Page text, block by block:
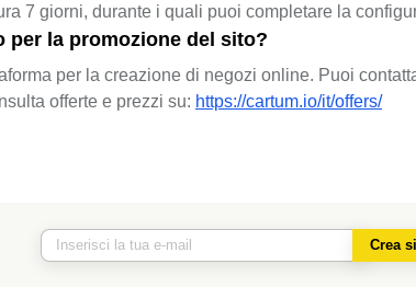
7 giorni, durante i quali puoi completare la
per la promozione del sito?
per la creazione di negozi online. Puoi
offerte e prezzi su: https://cartum.io/it/offers/
Crea